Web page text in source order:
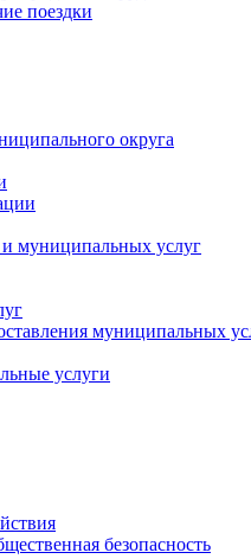
поездки
округа
и муниципальных услуг
муниципальных
услуги
безопасность